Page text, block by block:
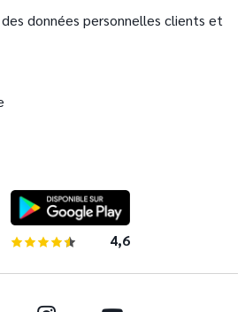
données personnelles clients et
5 étoiles 4,6sur 5 étoiles